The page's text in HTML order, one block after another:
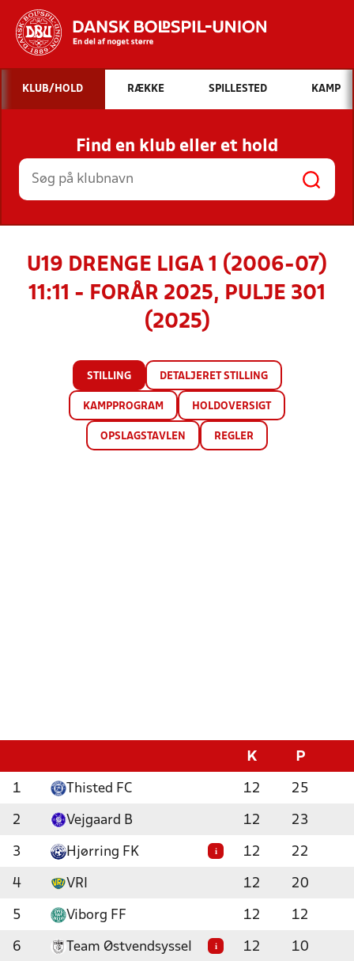
Hvad vil du søge efter?
INDHOLD OG NYHEDER
STILLINGER, RESULTATER, KLUBBER OG
HOLD
KLUB/HOLD RÆKKE SPILLESTED KAMP
Find en klub eller et hold
U19 DRENGE LIGA 1 (2006-07)
11:11 - FORÅR 2025, PULJE 301
(2025)
STILLING DETALJERET STILLING
KAMPPROGRAM HOLDOVERSIGT
OPSLAGSTAVLEN REGLER
K P
1 Thisted FC 12 25
2 Vejgaard B 12 23
3 Hjørring FK i 12 22
4 VRI 12 20
5 Viborg FF 12 12
6 Team Østvendsyssel i 12 10